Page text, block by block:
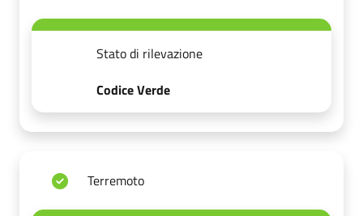
Stato di rilevazione
Codice Verde
Terremoto